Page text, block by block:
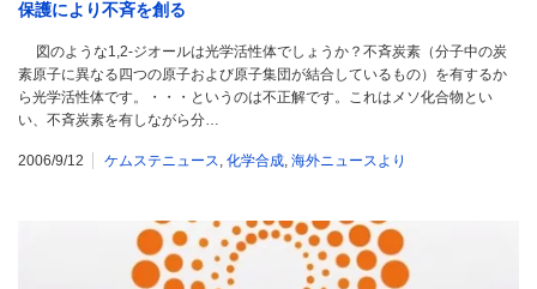
保護により不斉を創る
図のような1,2-ジオールは光学活性体でしょうか？不斉炭素（分子中の炭
素原子に異なる四つの原子および原子集団が結合しているもの）を有するか
ら光学活性体です。・・・というのは不正解です。これはメソ化合物とい
い、不斉炭素を有しながら分…
2006/9/12 ケムステニュース, 化学合成, 海外ニュースより